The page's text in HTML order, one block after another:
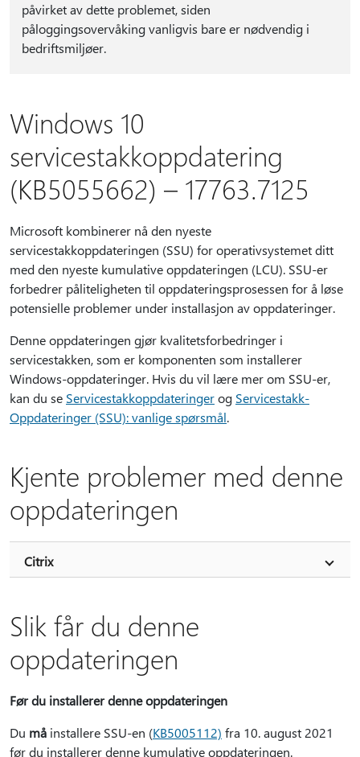
påvirket av dette problemet, siden
påloggingsovervåking vanligvis bare er nødvendig i
bedriftsmiljøer.
Windows 10
servicestakkoppdatering
(KB5055662) – 17763.7125
Microsoft kombinerer nå den nyeste
servicestakkoppdateringen (SSU) for operativsystemet ditt
med den nyeste kumulative oppdateringen (LCU). SSU-er
forbedrer påliteligheten til oppdateringsprosessen for å løse
potensielle problemer under installasjon av oppdateringer.
Denne oppdateringen gjør kvalitetsforbedringer i
servicestakken, som er komponenten som installerer
Windows-oppdateringer. Hvis du vil lære mer om SSU-er,
kan du se Servicestakkoppdateringerog Servicestakk-
Oppdateringer (SSU): vanlige spørsmål.
Kjente problemer med denne
oppdateringen
Citrix
Slik får du denne
oppdateringen
Før du installerer denne oppdateringen
Du må installere SSU-en (KB5005112) fra 10. august 2021
før du installerer denne kumulative oppdateringen.